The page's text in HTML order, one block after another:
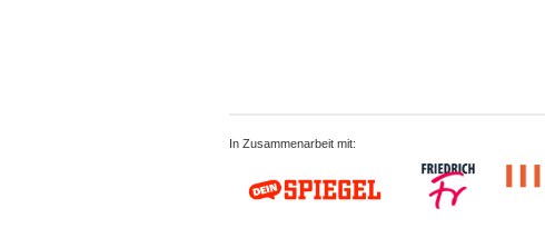
In Zusammenarbeit mit: